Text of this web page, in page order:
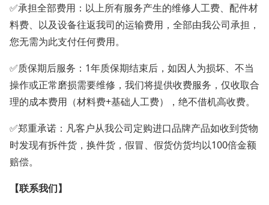
✅承担全部费用：以上所有服务产生的维修人工费、配件材
料费、以及设备往返我司的运输费用，全部由我公司承担，
您无需为此支付任何费用。
✅质保期后服务：1年质保期结束后，如因人为损坏、不当
操作或正常磨损需要维修，我们将提供收费服务，仅收取合
理的成本费用（材料费+基础人工费），绝不借机高收费。
✅郑重承诺：凡客户从我公司定购进口品牌产品如收到货物
时发现有拆件货，换件货，假冒、假货仿货均以100倍金额
赔偿。
【联系我们】